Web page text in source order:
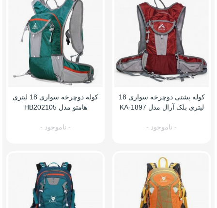
کوله پشتی دوچرخه سواری 18
لیتری بلک آرال مدل KA-1897
- ناموجود -
کوله دوچرخه سواری 18 لیتری
هامتو مدل HB202105
- ناموجود -